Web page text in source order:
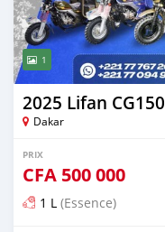
1
2025 Lifan CG150
Dakar
PRIX
CFA 500 000
1 L (Essence)